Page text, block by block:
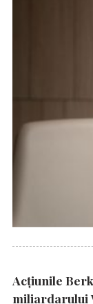
Acțiunile
miliardarului